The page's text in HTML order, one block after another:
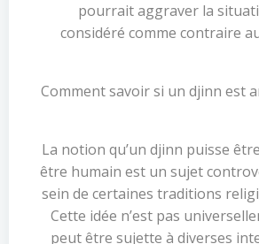
pourrait aggraver la
considéré comme contraire
Comment savoir si un djinn est
La notion qu’un djinn puisse
être humain est un sujet
sein de certaines traditions
Cette idée n’est pas
peut être sujette à diverses